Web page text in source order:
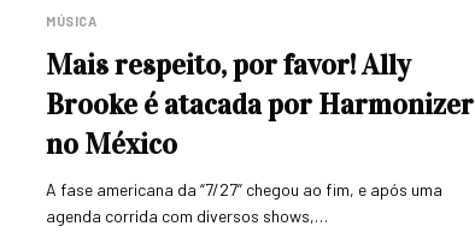
MÚSICA
Mais respeito, por favor! Ally
Brooke é atacada por Harmonizer
no México
A fase americana da “7/27” chegou ao fim, e após uma
agenda corrida com diversos shows,…